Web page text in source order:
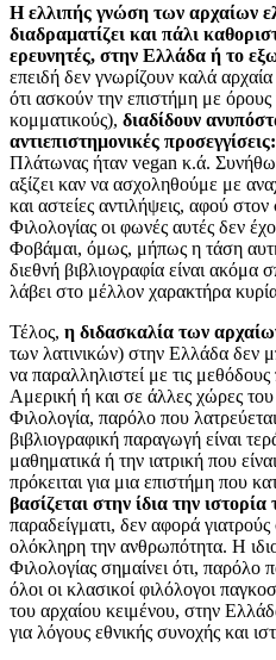
Η ελλιπής γνώση των αρχαίων
διαδραματίζει και πάλι
ερευνητές, στην Ελλάδα ή το
επειδή δεν γνωρίζουν καλά
ότι ασκούν την επιστήμη με
κομματικούς), διαδίδουν
αντιεπιστημονικές
Πλάτωνας ήταν vegan κ.ά.
αξίζει καν να ασχοληθούμε με
και αστείες αντιλήψεις, αφού
Φιλολογίας οι φωνές αυτές δεν
Φοβάμαι, όμως, μήπως η τάση
διεθνή βιβλιογραφία είναι ακόμα
λάβει στο μέλλον χαρακτήρα
Τέλος, η διδασκαλία των
των λατινικών) στην Ελλάδα δεν
να παραλληλιστεί με τις
Αμερική ή και σε άλλες χώρες
Φιλολογία, παρόλο που
βιβλιογραφική παραγωγή είναι
μαθηματικά ή την ιατρική που
πρόκειται για μια επιστήμη που
βασίζεται στην ίδια την
παραδείγματι, δεν αφορά
ολόκληρη την ανθρωπότητα. Η
Φιλολογίας σημαίνει ότι, παρόλο
όλοι οι κλασικοί φιλόλογοι
του αρχαίου κειμένου, στην
για λόγους εθνικής συνοχής και